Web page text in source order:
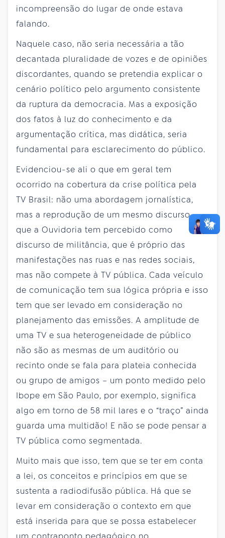
incompreensão do lugar de onde estava
falando.
Naquele caso, não seria necessária a tão
decantada pluralidade de vozes e de opiniões
discordantes, quando se pretendia explicar o
cenário político pelo argumento consistente
da ruptura da democracia. Mas a exposição
dos fatos à luz do conhecimento e da
argumentação crítica, mas didática, seria
fundamental para esclarecimento do público.
Evidenciou-se ali o que em geral tem
ocorrido na cobertura da crise política pela
TV Brasil: não uma abordagem jornalística,
mas a reprodução de um mesmo discurso,
que a Ouvidoria tem percebido como
discurso de militância, que é próprio das
manifestações nas ruas e nas redes sociais,
mas não compete à TV pública. Cada veículo
de comunicação tem sua lógica própria e isso
tem que ser levado em consideração no
planejamento das emissões. A amplitude de
uma TV e sua heterogeneidade de público
não são as mesmas de um auditório ou
recinto onde se fala para plateia conhecida
ou grupo de amigos – um ponto medido pelo
Ibope em São Paulo, por exemplo, significa
algo em torno de 58 mil lares e o “traço” ainda
guarda uma multidão! E não se pode pensar a
TV pública como segmentada.
Muito mais que isso, tem que se ter em conta
a lei, os conceitos e princípios em que se
sustenta a radiodifusão pública. Há que se
levar em consideração o contexto em que
está inserida para que se possa estabelecer